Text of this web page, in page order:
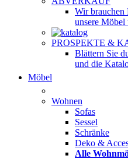
Wir brauchen
unsere
PROSPEKTE &
Blättern Sie
und die
Möbel
Wohnen
Sofas
Sessel
Schränke
Deko &
Alle